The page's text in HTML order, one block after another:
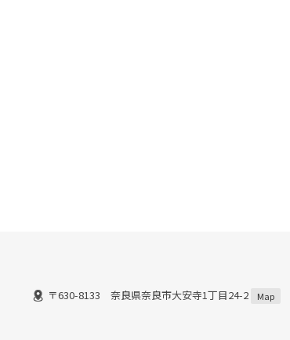
〒630-8133 奈良県奈良市大安寺1丁目24-2 Map